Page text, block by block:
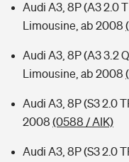
Audi A3, 8P (A3 2.0
Limousine, ab 2008
Audi A3, 8P (A3 3.2
Limousine, ab 2008
Audi A3, 8P (S3 2.0
2008 (0588 / AIK)
Audi A3, 8P (S3 2.0